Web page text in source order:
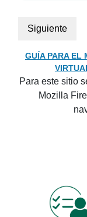
GUÍA PARA EL
Para este sitio
Mozilla